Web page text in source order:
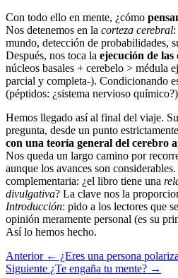
Con todo ello en mente, ¿cómo
Nos detenemos en la corteza cerebral
mundo, detección de probabilidades,
Después, nos toca la ejecución de las
núcleos basales + cerebelo > médula
parcial y completa-). Condicionando
(péptidos: ¿sistema nervioso
Hemos llegado así al final del viaje.
pregunta, desde un punto
con una teoría general del cerebro
Nos queda un largo camino por
aunque los avances son
complementaria: ¿el libro tiene una
divulgativa? La clave nos la
Introducción: pido a los lectores que
opinión meramente personal (es su
Así lo hemos hecho.
Anterior ← ¿Eres una persona
Siguiente ¿Te engaña tu mente? →